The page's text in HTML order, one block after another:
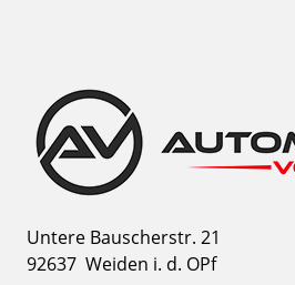
Untere Bauscherstr. 21
92637 Weiden i. d. OPf